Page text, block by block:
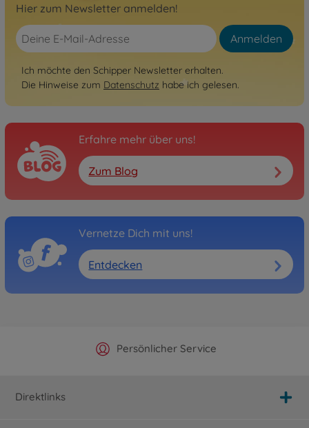
Hier zum Newsletter anmelden!
Anmelden
Ich möchte den Schipper Newsletter erhalten.
Die Hinweise zum Datenschutz habe ich gelesen.
Erfahre mehr über uns!
Zum Blog
Vernetze Dich mit uns!
Entdecken
Offizieller Hersteller Shop
Persönlicher Service
Versandkostenfrei ab 25€
Schnelle Lieferung
Direktlinks